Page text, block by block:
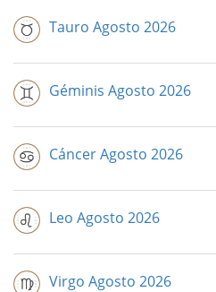
Tauro Agosto 2026
Géminis Agosto 2026
Cáncer Agosto 2026
Leo Agosto 2026
Virgo Agosto 2026